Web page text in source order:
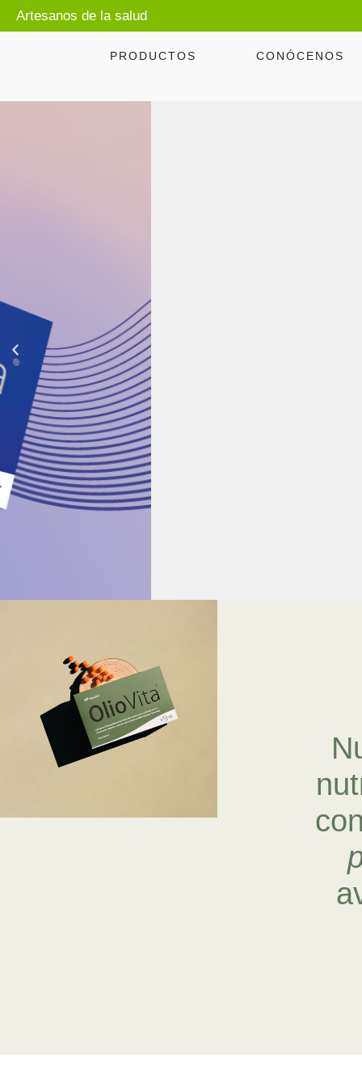
Artesanos de la salud
PRODUCTOS CONÓCENOS
magnesio y
vitamina B6
Fórmula completa